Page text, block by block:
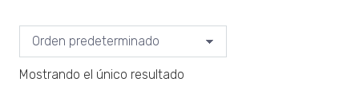
Mostrando el único resultado